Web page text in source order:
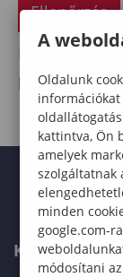
Ellenőrzés
Esemény
letöltés
KAPCSOLAT
A
Oldalunk
kattintva, Ön
amelyek
szolgáltatnak
minden
google.com-
módosítani